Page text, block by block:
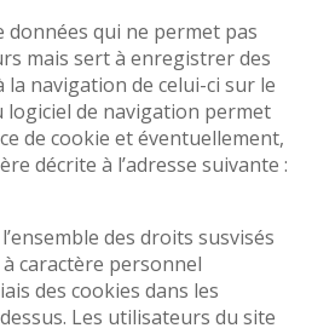
données qui ne permet pas
mais sert à enregistrer des
navigation de celui-ci sur le
logiciel de navigation permet
de cookie et éventuellement,
décrite à l’adresse suivante :
des droits susvisés
caractère personnel
des cookies dans les
Les utilisateurs du site